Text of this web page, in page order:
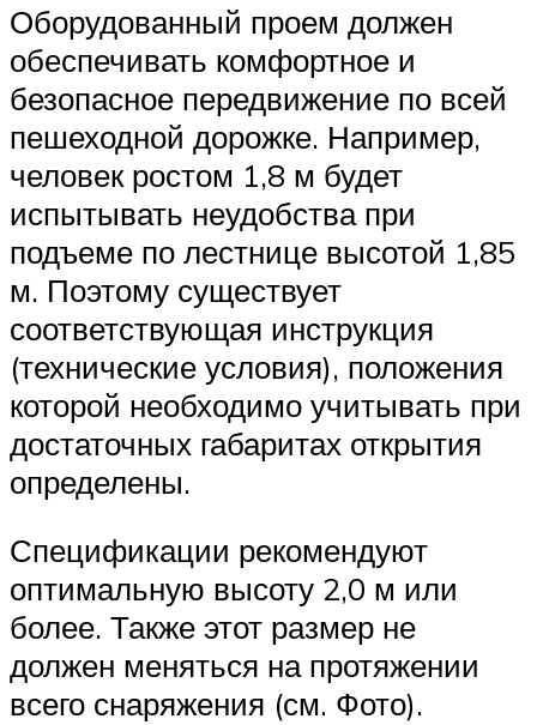
Оборудованный проем должен
обеспечивать комфортное и
безопасное передвижение по всей
пешеходной дорожке. Например,
человек ростом 1,8 м будет
испытывать неудобства при
подъеме по лестнице высотой 1,85
м. Поэтому существует
соответствующая инструкция
(технические условия), положения
которой необходимо учитывать при
достаточных габаритах открытия
определены.
Спецификации рекомендуют
оптимальную высоту 2,0 м или
более. Также этот размер не
должен меняться на протяжении
всего снаряжения (см. Фото).